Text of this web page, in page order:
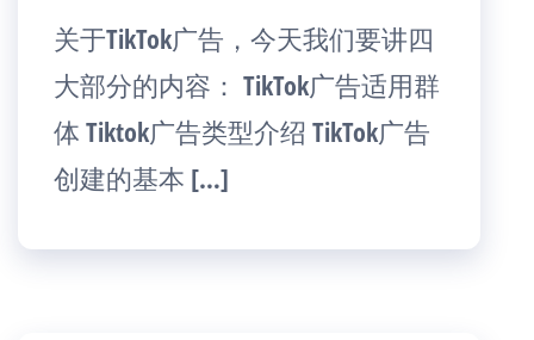
关于TikTok广告，今天我们要讲四
大部分的内容： TikTok广告适用群
体 Tiktok广告类型介绍 TikTok广告
创建的基本 […]